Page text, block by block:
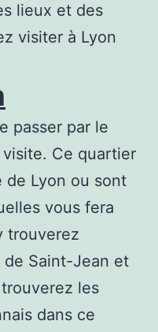
lieux et des
visiter à Lyon
passer par le
Ce quartier
de Lyon ou sont
vous fera
trouverez
de Saint-Jean et
les
dans ce